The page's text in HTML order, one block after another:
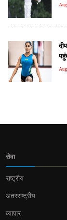
सेवा
राष्ट्रीय
अंतरराष्ट्रीय
व्यापार